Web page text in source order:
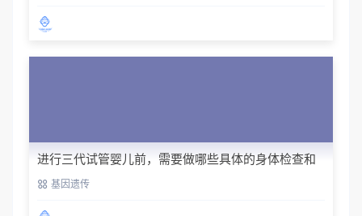
进行三代试管婴儿前，需要做哪些具体的身体检查和
评估？
基因遗传